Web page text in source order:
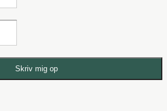
Skriv mig op